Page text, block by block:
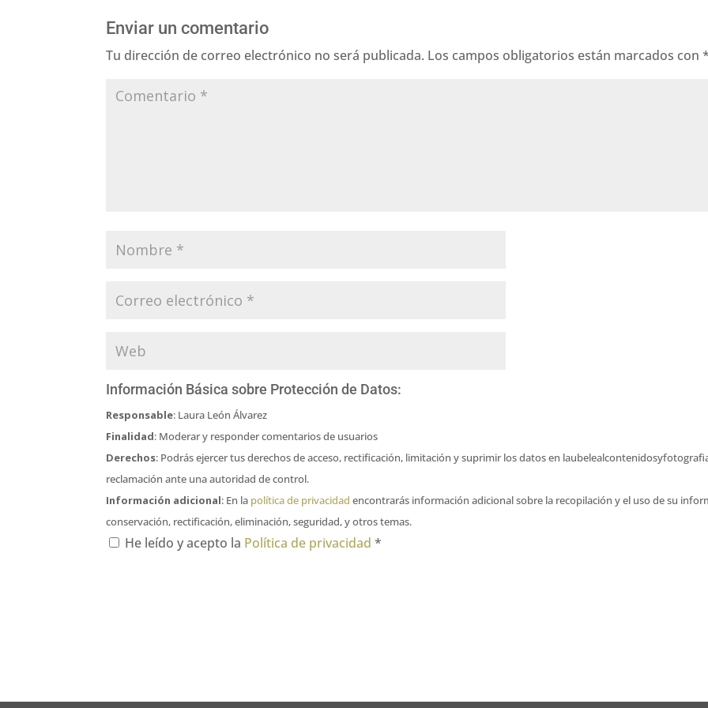
Enviar un comentario
Tu dirección de correo electrónico no será publicada. Los campos obligatorios están marcados con
Información Básica sobre Protección de Datos:
Responsable: Laura León Álvarez
Finalidad: Moderar y responder comentarios de usuarios
Derechos: Podrás ejercer tus derechos de acceso, rectificación, limitación y suprimir los datos en
reclamación ante una autoridad de control.
Información adicional: En la política de privacidad encontrarás información adicional sobre la recopilación y el uso de su
conservación, rectificación, eliminación, seguridad, y otros temas.
He leído y acepto la Política de privacidad*